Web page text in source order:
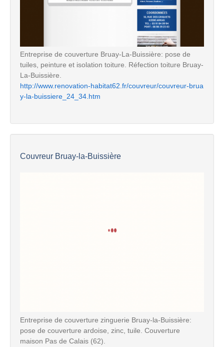
Entreprise de couverture Bruay-La-Buissière: pose de
tuiles, peinture et isolation toiture. Réfection toiture Bruay-
La-Buissière.
http://www.renovation-habitat62.fr/couvreur/couvreur-brua
y-la-buissiere_24_34.htm
Couvreur Bruay-la-Buissière
Entreprise de couverture zinguerie Bruay-la-Buissière:
pose de couverture ardoise, zinc, tuile. Couverture
maison Pas de Calais (62).